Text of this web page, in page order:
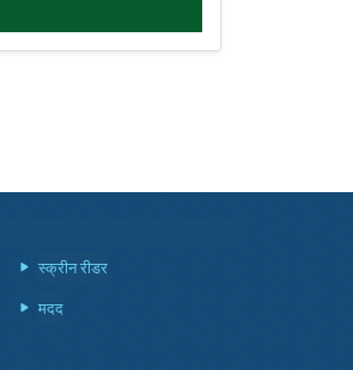
स्क्रीन रीडर
मदद